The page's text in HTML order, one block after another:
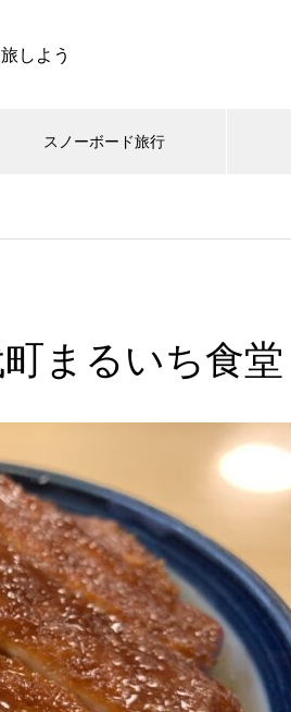
しよう
スノーボード旅行
てきました！
無沙汰しております！今シ
ーズンも始まりますな！小
ネタ集 その75
10周年だよ！雪バカ日誌！
買ってみた！というお話。
冬用ワイパーを使ってみた
らボチボチありだった件。
そしてエアコンフィルター
交換。
スノーボード旅行を軸に考
える車選びのお話。
ーボードの温泉
ました
保護中: What’s UP！？和寒
東山スキー場で滑ってきた
よ！
雨に降られて。朝里川温泉
スキー場で滑りました。
ドの旅日記
きました。
保護中: 青森県 八甲田山バ
ックカントリーツアーに行
った話。
色々変わってる！石打丸山
スキー場に行ってきまし
た！
まるいち食堂